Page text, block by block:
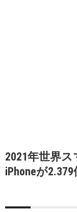
2021年世界ス
iPhoneが